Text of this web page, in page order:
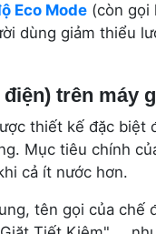
Eco Mode (còn gọi
dùng giảm thiểu
trên máy
thiết kế đặc biệt
Mục tiêu chính
cả ít nước hơn.
tên gọi của chế